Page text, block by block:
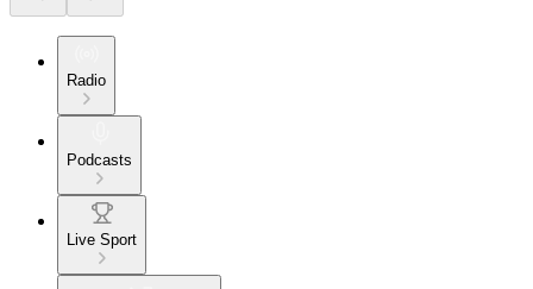
Radio
Podcasts
Live Sport